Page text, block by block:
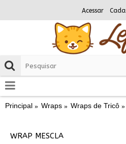
Acessar
Principal Wraps Wraps de Tricô
WRAP MESCLA